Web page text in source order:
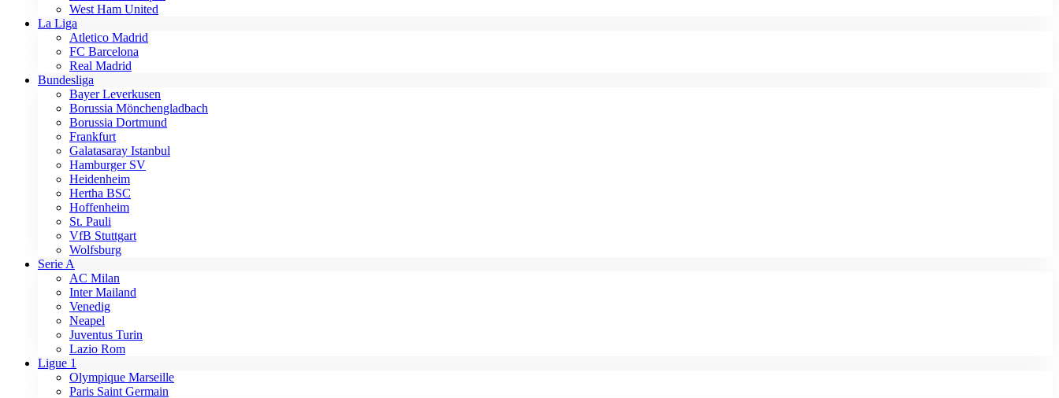
West Ham United
La Liga
Atletico Madrid
FC Barcelona
Real Madrid
Bundesliga
Bayer Leverkusen
Borussia Mönchengladbach
Borussia Dortmund
Frankfurt
Galatasaray Istanbul
Hamburger SV
Heidenheim
Hertha BSC
Hoffenheim
St. Pauli
VfB Stuttgart
Wolfsburg
Serie A
AC Milan
Inter Mailand
Venedig
Neapel
Juventus Turin
Lazio Rom
Ligue 1
Olympique Marseille
Paris Saint Germain